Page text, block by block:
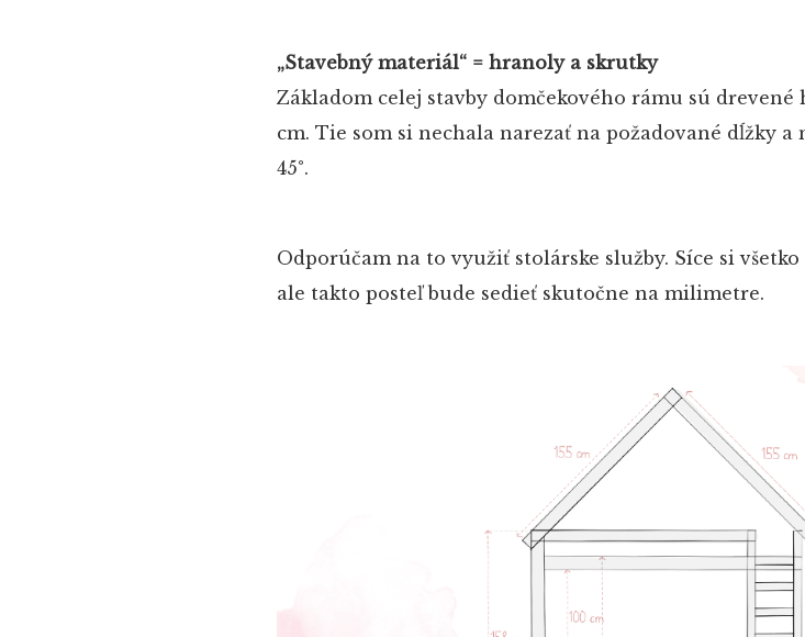
„Stavebný materiál“ = hranoly a skrutky
Základom celej stavby domčekového rámu sú drevené
cm. Tie som si nechala narezať na požadované dĺžky
45°.
Odporúčam na to využiť stolárske služby. Síce si
ale takto posteľ bude sedieť skutočne na milimetre.